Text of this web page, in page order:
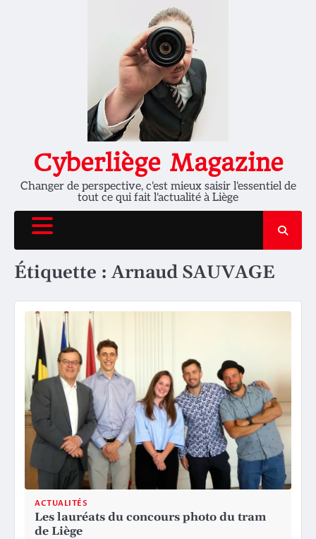
Cyberliège Magazine
Changer de perspective, c'est mieux saisir l'essentiel de
tout ce qui fait l'actualité à Liège
Étiquette :Arnaud SAUVAGE
ACTUALITÉS
Les lauréats du concours photo du tram
de Liège